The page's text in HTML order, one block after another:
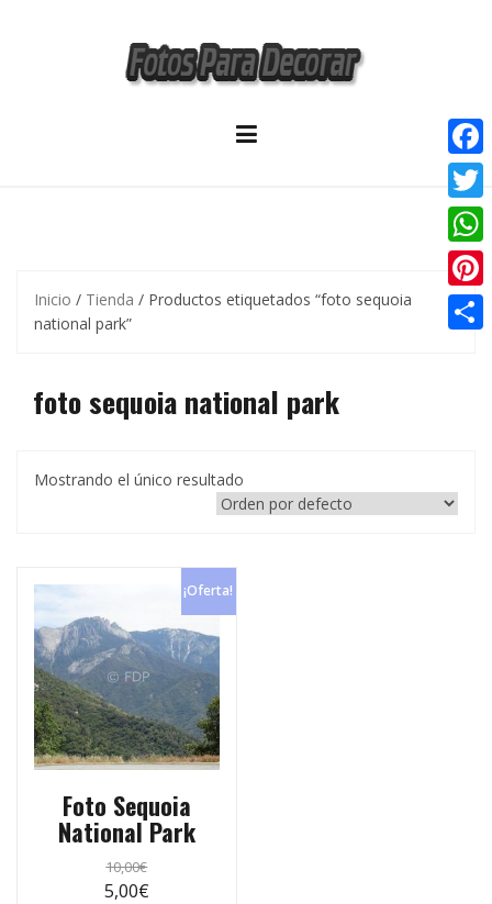
Inicio / Tienda / Productos etiquetados “foto sequoia
national park”
foto sequoia national park
Mostrando el único resultado
¡Oferta!
Foto Sequoia
National Park
10,00€
5,00€
F
a
c
e
b
T
w
i
W
h
a
p
P
e
a
r